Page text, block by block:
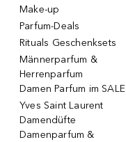
Make-up
Parfum-Deals
Rituals Geschenksets
Männerparfum &
Herrenparfum
Damen Parfum im SALE
Yves Saint Laurent
Damendüfte
Damenparfum &